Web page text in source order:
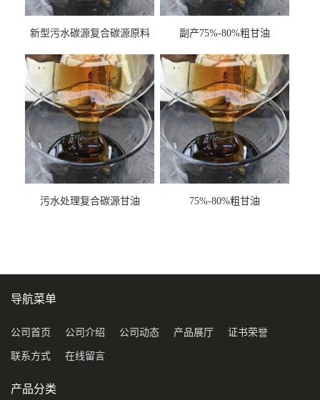
新型污水碳源复合碳源原料
副产75%-80%粗甘油
污水处理复合碳源甘油
75%-80%粗甘油
导航菜单
公司首页 公司介绍 公司动态 产品展厅 证书荣誉
联系方式 在线留言
产品分类